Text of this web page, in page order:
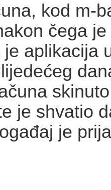
kod m-
čega
aplikacija
je shvatio
je